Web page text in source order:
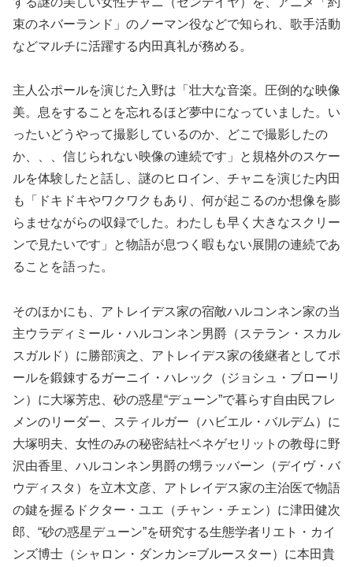
束のネバーランド」のノーマン役などで知られ、歌手活動
などマルチに活躍する内田真礼が務める。
主人公ポールを演じた入野は「壮大な音楽。圧倒的な映像
美。息をすることを忘れるほど夢中になっていました。い
ったいどうやって撮影しているのか、どこで撮影したの
か、、、信じられない映像の連続です」と規格外のスケー
ルを体験したと話し、謎のヒロイン、チャニを演じた内田
も「ドキドキやワクワクもあり、何が起こるのか想像を膨
らませながらの収録でした。わたしも早く大きなスクリー
ンで見たいです」と物語が息つく暇もない展開の連続であ
ることを語った。
そのほかにも、アトレイデス家の宿敵ハルコンネン家の当
主ウラディミール・ハルコンネン男爵（ステラン・スカル
スガルド）に勝部演之、アトレイデス家の後継者としてポ
ールを鍛錬するガーニイ・ハレック（ジョシュ・ブローリ
ン）に大塚芳忠、砂の惑星“デューン”で暮らす自由民フレ
メンのリーダー、スティルガー（ハビエル・バルデム）に
大塚明夫、女性のみの秘密結社ベネゲセリットの教母に野
沢由香里、ハルコンネン男爵の甥ラッバーン（デイヴ・バ
ウディスタ）を立木文彦、アトレイデス家の主治医で物語
の鍵を握るドクター・ユエ（チャン・チェン）に津田健次
郎、“砂の惑星デューン”を研究する生態学者リエト・カイ
ンズ博士（シャロン・ダンカン=ブルースター）に本田貴